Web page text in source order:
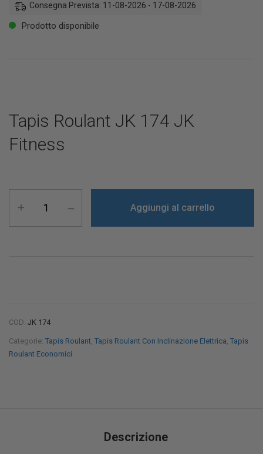
Consegna Prevista: 11-08-2026 - 17-08-2026
Prodotto disponibile
Tapis Roulant JK 174 JK
Fitness
Aggiungi al carrello
COD: JK 174
Categorie: Tapis Roulant, Tapis Roulant Con Inclinazione Elettrica, Tapis
Roulant Economici
Descrizione